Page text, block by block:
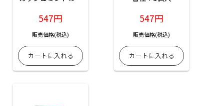
547円
販売価格(税込)
547円
販売価格(税込)